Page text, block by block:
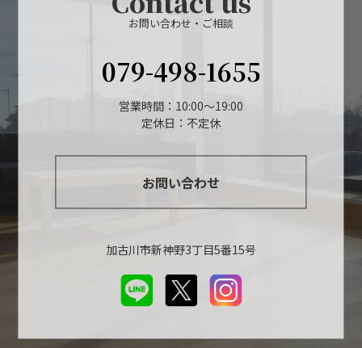
お問い合わせ・ご相談
079-498-1655
営業時間：10:00～19:00
定休日：不定休
お問い合わせ
加古川市新神野3丁目5番15号